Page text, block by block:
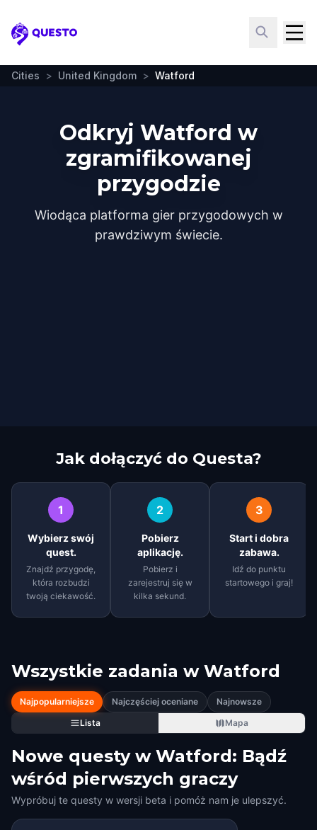
Questo
Cities > United Kingdom > Watford
Odkryj Watford w
zgramifikowanej
przygodzie
Wiodąca platforma gier przygodowych w
prawdziwym świecie.
Jak dołączyć do Questa?
1
Wybierz swój
quest.
Znajdź przygodę,
która rozbudzi
twoją ciekawość.
2
Pobierz
aplikację.
Pobierz i
zarejestruj się w
kilka sekund.
3
Start i dobra
zabawa.
Idź do punktu
startowego i graj!
Wszystkie zadania w Watford
Najpopularniejsze Najczęściej oceniane
Najnowsze
Lista
Mapa
Nowe questy w Watford: Bądź
wśród pierwszych graczy
Wypróbuj te questy w wersji beta i pomóż nam je ulepszyć.